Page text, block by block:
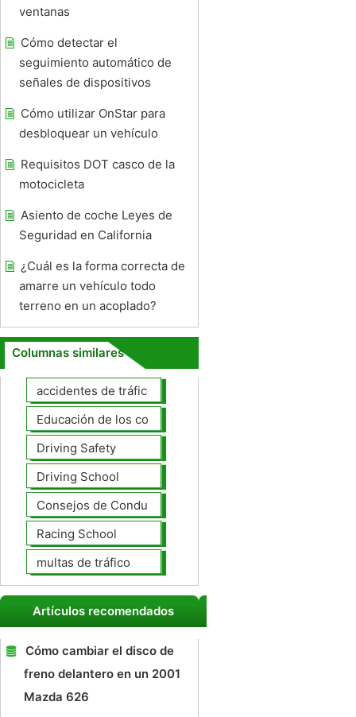
ventanas
Cómo detectar el
seguimiento automático de
señales de dispositivos
Cómo utilizar OnStar para
desbloquear un vehículo
Requisitos DOT casco de la
motocicleta
Asiento de coche Leyes de
Seguridad en California
¿Cuál es la forma correcta de
amarre un vehículo todo
terreno en un acoplado?
Columnas similares
accidentes de tráfico
Educación de los conductores
Driving Safety
Driving School
Consejos de Conducción
Racing School
multas de tráfico
Artículos recomendados
Cómo cambiar el disco de
freno delantero en un 2001
Mazda 626